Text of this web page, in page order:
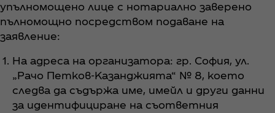
упълномощено лице с нотариално заверено
пълномощно посредством подаване на
заявление:
На адреса на организатора: гр. София, ул.
„Рачо Петков-Казанджията“ № 8, което
следва да съдържа име, имейл и други данни
за идентифициране на съответния